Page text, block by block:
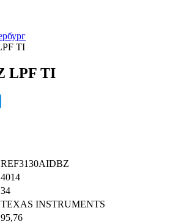
TI
LPF TI
REF3130AIDBZ
4014
34
TEXAS INSTRUMENTS
95,76